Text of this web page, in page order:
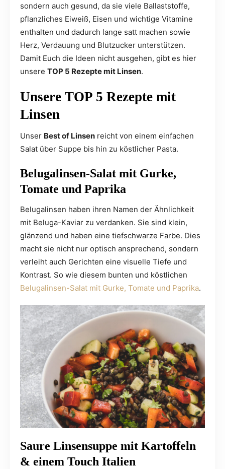
sondern auch gesund, da sie viele Ballaststoffe,
pflanzliches Eiweiß, Eisen und wichtige Vitamine
enthalten und dadurch lange satt machen sowie
Herz, Verdauung und Blutzucker unterstützen.
Damit Euch die Ideen nicht ausgehen, gibt es hier
unsere TOP 5 Rezepte mit Linsen.
Unsere TOP 5 Rezepte mit
Linsen
Unser Best of Linsen reicht von einem einfachen
Salat über Suppe bis hin zu köstlicher Pasta.
Belugalinsen-Salat mit Gurke,
Tomate und Paprika
Belugalinsen haben ihren Namen der Ähnlichkeit
mit Beluga-Kaviar zu verdanken. Sie sind klein,
glänzend und haben eine tiefschwarze Farbe. Dies
macht sie nicht nur optisch ansprechend, sondern
verleiht auch Gerichten eine visuelle Tiefe und
Kontrast. So wie diesem bunten und köstlichen
Belugalinsen-Salat mit Gurke, Tomate und Paprika.
Saure Linsensuppe mit Kartoffeln
& einem Touch Italien